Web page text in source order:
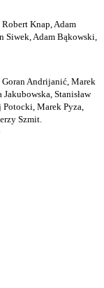
Knap, Adam
Adam Bąkowski,
Andrijanić, Marek
Stanisław
Marek Pyza,
Szmit.